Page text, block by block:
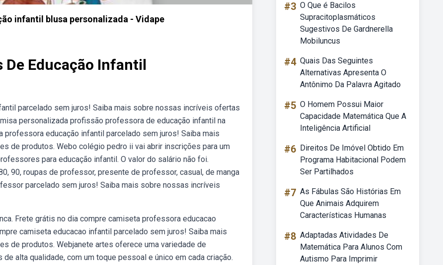
infantil blusa personalizada - Vidape
De Educação Infantil
parcelado sem juros! Saiba mais sobre nossas incríveis ofertas
personalizada profissão professora de educação infantil na
educação infantil parcelado sem juros! Saiba mais
de produtos. Webo colégio pedro ii vai abrir inscrições para um
para educação infantil. O valor do salário não foi.
90, roupas de professor, presente de professor, casual, de manga
parcelado sem juros! Saiba mais sobre nossas incríveis
Frete grátis no dia compre camiseta professora educacao
camiseta educacao infantil parcelado sem juros! Saiba mais
de produtos. Webjanete artes oferece uma variedade de
alta qualidade, com um toque pessoal e único em cada criação.
#3 O Que é Bacilos
Supracitoplasmáticos
Sugestivos De Gardnerella
Mobiluncus
#4 Quais Das Seguintes
Alternativas Apresenta O
Antônimo Da Palavra Agitado
#5 O Homem Possui Maior
Capacidade Matemática Que A
Inteligência Artificial
#6 Direitos De Imóvel Obtido Em
Programa Habitacional Podem
Ser Partilhados
#7 As Fábulas São Histórias Em
Que Animais Adquirem
Características Humanas
#8 Adaptadas Atividades De
Matemática Para Alunos Com
Autismo Para Imprimir